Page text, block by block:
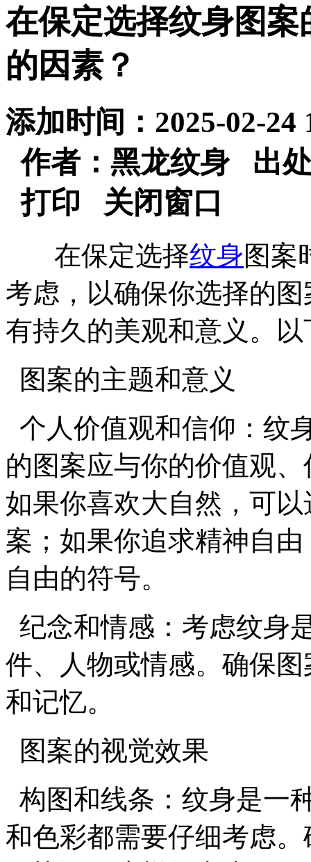
在保定选择纹身图
的因素？
添加时间：2025-02-
作者：黑龙纹身 出
打印
关闭窗口
在保定选择纹身图案
考虑，以确保你选择的
有持久的美观和意义。
图案的主题和意义
个人价值观和信仰：纹
的图案应与你的价值观
如果你喜欢大自然，可
案；如果你追求精神自
自由的符号。
纪念和情感：考虑纹身
件、人物或情感。确保
和记忆。
图案的视觉效果
构图和线条：纹身是一
和色彩都需要仔细考虑